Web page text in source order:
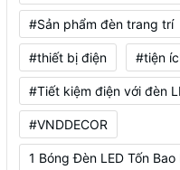
#Sản phẩm đèn trang trí
#thiết bị điện #tiện
#Tiết kiệm điện với đèn
#VNDDECOR
1 Bóng Đèn LED Tốn